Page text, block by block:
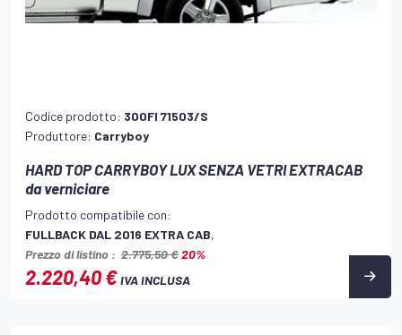
Codice prodotto: 300FI 71503/S
Produttore: Carryboy
HARD TOP CARRYBOY LUX SENZA VETRI EXTRACAB
da verniciare
Prodotto compatibile con:
FULLBACK DAL 2016 EXTRA CAB,
Prezzo di listino : 2.775,50 €20%
2.220,40 €IVA INCLUSA